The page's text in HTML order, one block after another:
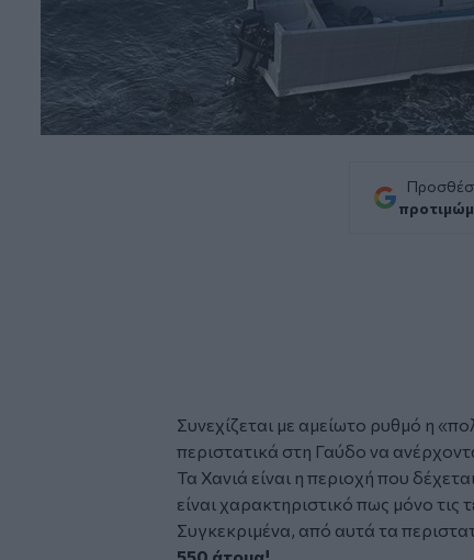
Συνεχίζεται με αμείωτο ρυθμό η
περιστατικά στη Γαύδο να
Τα Χανιά είναι η περιοχή που
είναι χαρακτηριστικό πως μόνο τις
Συγκεκριμένα, από αυτά τα